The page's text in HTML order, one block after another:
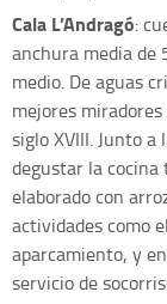
Cala L’Andragó:
anchura media de
medio. De aguas
mejores miradores
siglo XVIII. Junto
degustar la cocina
elaborado con
actividades como
aparcamiento, y
servicio de